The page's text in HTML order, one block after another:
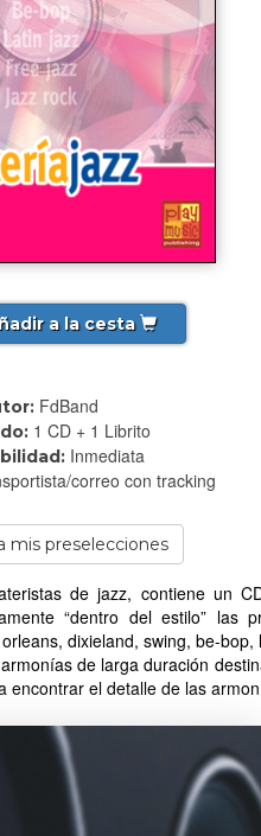
a la cesta
FdBand
1 CD + 1 Librito
Inmediata
correo con tracking
mis preselecciones
de jazz, contiene un
“dentro del estilo” las
dixieland, swing, be-bop,
de larga duración
encontrar el detalle de las